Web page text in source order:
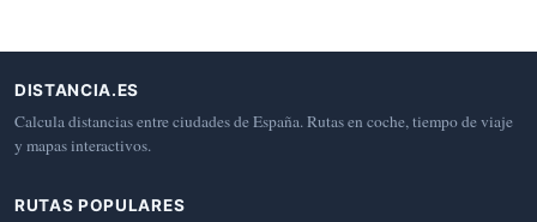
DISTANCIA.ES
Calcula distancias entre ciudades de España. Rutas en coche, tiempo de viaje
y mapas interactivos.
RUTAS POPULARES